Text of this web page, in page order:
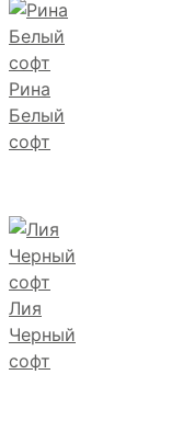
Рина
Белый
софт
Лия
Черный
софт